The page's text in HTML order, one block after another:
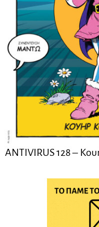
ANTIVIRUS 128 –